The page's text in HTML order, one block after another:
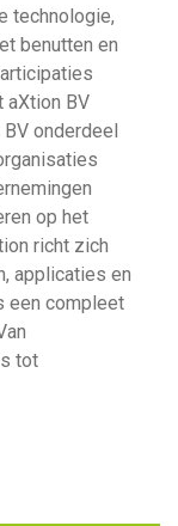
technologie,
benutten en
aXtion BV
BV onderdeel
op het
richt zich
applicaties en
een compleet
tot